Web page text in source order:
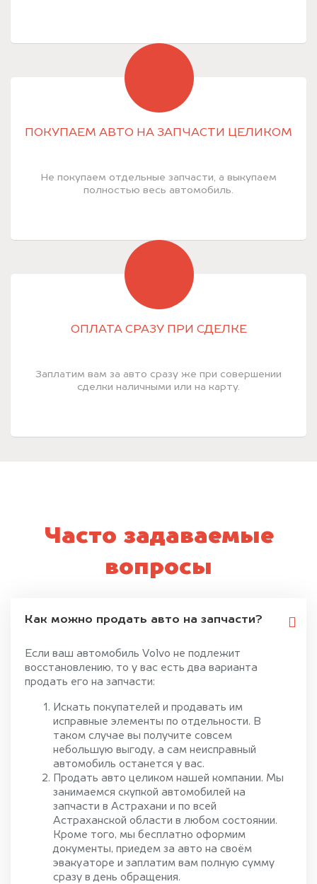
ПОКУПАЕМ АВТО НА ЗАПЧАСТИ ЦЕЛИКОМ
Не покупаем отдельные запчасти, а выкупаем
полностью весь автомобиль.
ОПЛАТА СРАЗУ ПРИ СДЕЛКЕ
Заплатим вам за авто сразу же при совершении
сделки наличными или на карту.
Часто задаваемые
вопросы
Как можно продать авто на запчасти?
Если ваш автомобиль Volvo не подлежит
восстановлению, то у вас есть два варианта
продать его на запчасти:
Искать покупателей и продавать им
исправные элементы по отдельности. В
таком случае вы получите совсем
небольшую выгоду, а сам неисправный
автомобиль останется у вас.
Продать авто целиком нашей компании. Мы
занимаемся скупкой автомобилей на
запчасти в Астрахани и по всей
Астраханской области в любом состоянии.
Кроме того, мы бесплатно оформим
документы, приедем за авто на своём
эвакуаторе и заплатим вам полную сумму
сразу в день обращения.